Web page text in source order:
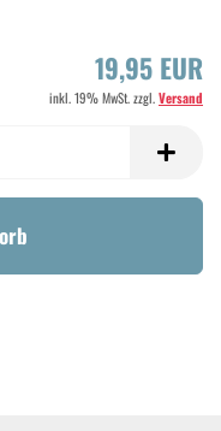
19,95 EUR
inkl. 19% MwSt. zzgl.Versand